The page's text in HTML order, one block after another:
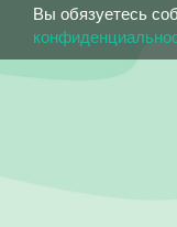
Вы обязуетесь